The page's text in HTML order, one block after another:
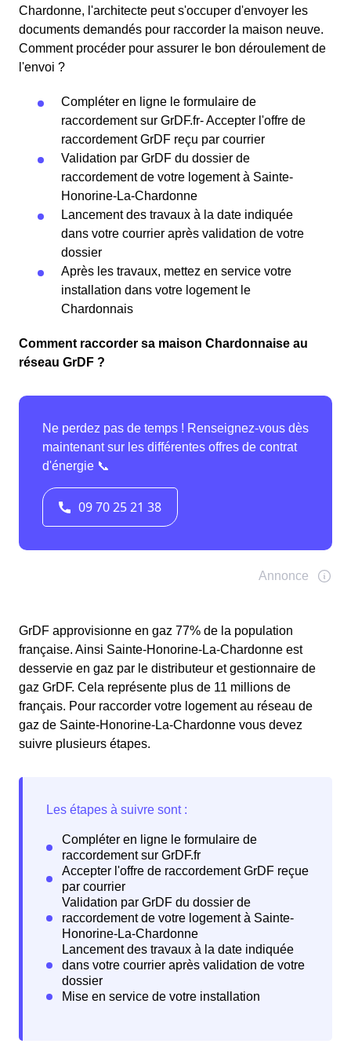
Chardonne, l'architecte peut s'occuper d'envoyer les
documents demandés pour raccorder la maison neuve.
Comment procéder pour assurer le bon déroulement de
l'envoi ?
Compléter en ligne le formulaire de
raccordement sur GrDF.fr- Accepter l'offre de
raccordement GrDF reçu par courrier
Validation par GrDF du dossier de
raccordement de votre logement à Sainte-
Honorine-La-Chardonne
Lancement des travaux à la date indiquée
dans votre courrier après validation de votre
dossier
Après les travaux, mettez en service votre
installation dans votre logement le
Chardonnais
Comment raccorder sa maison Chardonnaise au
réseau GrDF ?
GrDF approvisionne en gaz 77% de la population
française. Ainsi Sainte-Honorine-La-Chardonne est
desservie en gaz par le distributeur et gestionnaire de
gaz GrDF. Cela représente plus de 11 millions de
français. Pour raccorder votre logement au réseau de
gaz de Sainte-Honorine-La-Chardonne vous devez
suivre plusieurs étapes.